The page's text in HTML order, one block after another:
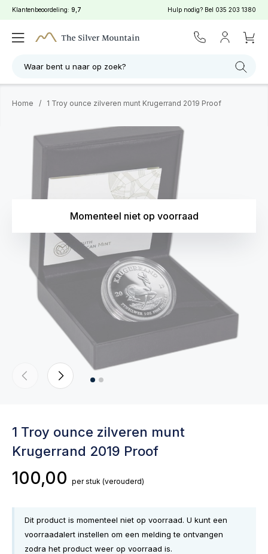
Klantenbeoordeling: 9,7 Hulp nodig? Bel 035 203 1380
Waar bent u naar op zoek?
Home / 1 Troy ounce zilveren munt Krugerrand 2019 Proof
Momenteel niet op voorraad
1 Troy ounce zilveren munt
Krugerrand 2019 Proof
100,00 per stuk (verouderd)
Dit product is momenteel niet op voorraad. U kunt een
voorraadalert instellen om een melding te ontvangen
zodra het product weer op voorraad is.